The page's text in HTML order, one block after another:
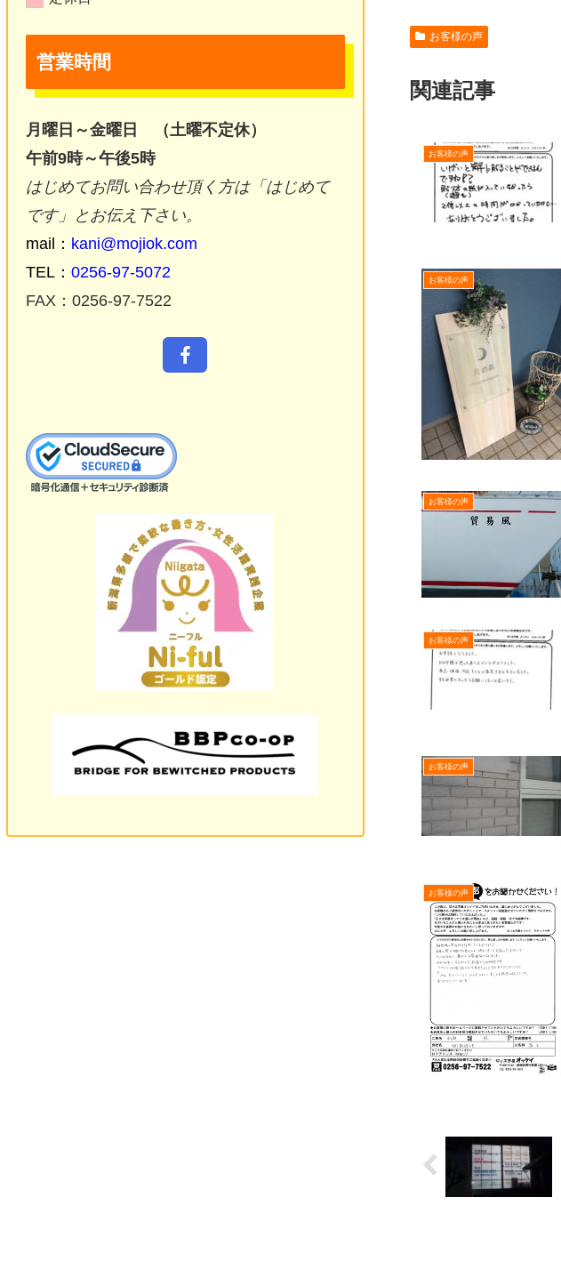
お客様の声
関連記事
お客様の声
お客様の声
お客様の声
お客様の声
お客様の声
お客様の声
営業時間
月曜日～金曜日 （土曜不定休）
午前9時～午後5時
はじめてお問い合わせ頂く方は「はじめて
です」とお伝え下さい。
mail： kani@mojiok.com
TEL： 0256-97-5072
FAX：0256-97-7522